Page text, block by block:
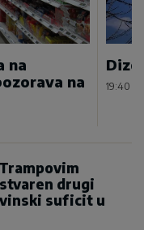
na
na
19:40
drugi
suficit u